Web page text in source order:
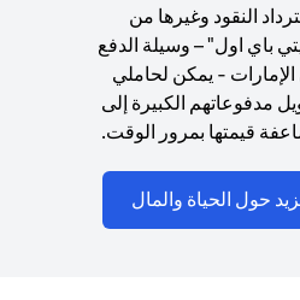
النقود وغيرها من
باي اول" – وسيلة الدفع
- يمكن لحاملي
مدفوعاتهم الكبيرة إلى
قيمتها بمرور الوقت.
حول الحياة والمال